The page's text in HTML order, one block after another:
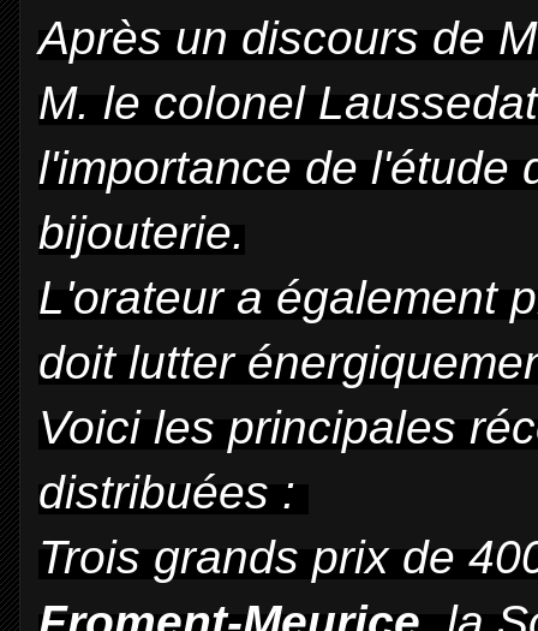
Après un discours de
M. le colonel
l'importance de l'étude
bijouterie.
L'orateur a également
doit lutter
Voici les principales
distribuées :
Trois grands prix de